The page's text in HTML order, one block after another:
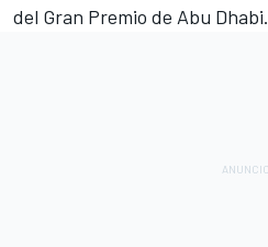
del Gran Premio de Abu Dhabi.